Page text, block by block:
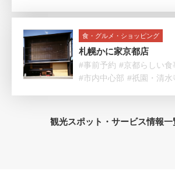
食・グルメ・ショッピング
札幌かに家京都店
#事前予約 #京都らしい食
#市内中心部 #祇園・清水
観光スポット・サービス情報一